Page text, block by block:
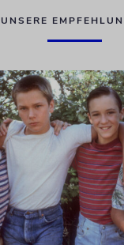
UNSERE